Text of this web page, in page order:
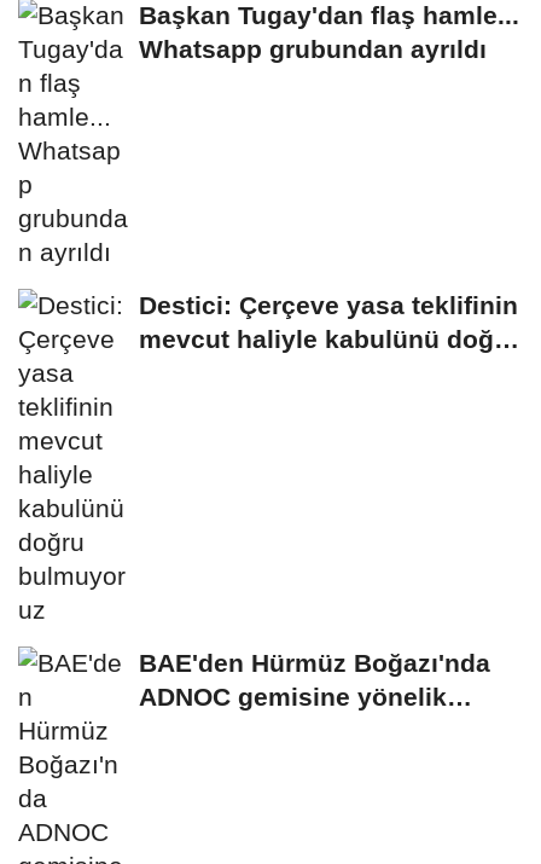
Başkan Tugay'dan flaş hamle...
Whatsapp grubundan ayrıldı
Destici: Çerçeve yasa teklifinin
mevcut haliyle kabulünü doğru
BAE'den Hürmüz Boğazı'nda
ADNOC gemisine yönelik